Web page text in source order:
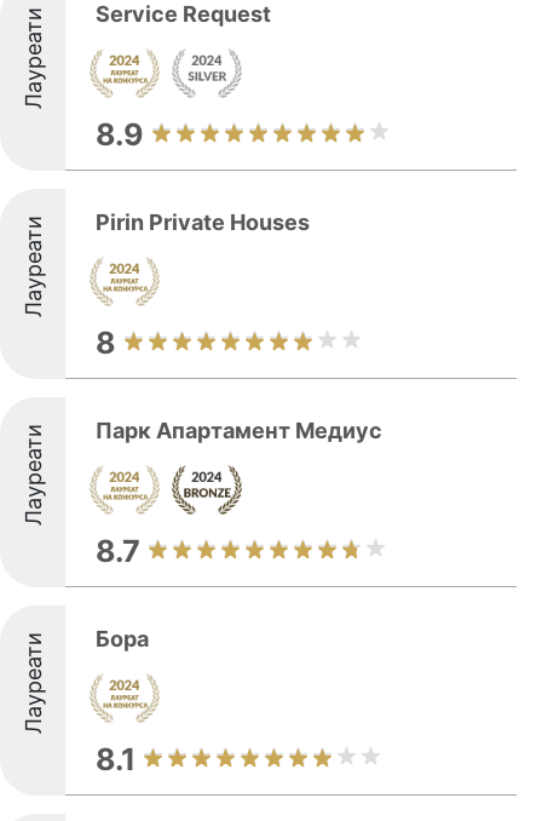
Лауреати Service Request
8.9
Лауреати Pirin Private Houses
8
Лауреати Парк Апартамент Медиус
8.7
Лауреати Бора
8.1